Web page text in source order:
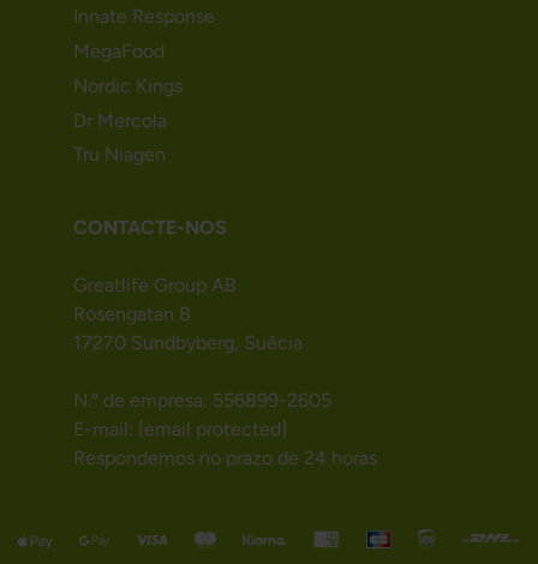
Innate Response
MegaFood
Nordic Kings
Dr Mercola
Tru Niagen
CONTACTE-NOS
Greatlife Group AB
Rosengatan 8
17270 Sundbyberg, Suécia
N.º de empresa: 556899-2605
E-mail: [email protected]
Respondemos no prazo de 24 horas